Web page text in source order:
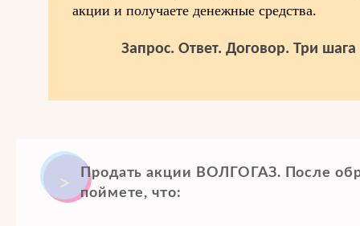
акции и получаете денежные средства.
Запрос. Ответ. Договор. Три
Продать акции ВОЛГОГАЗ. После
поймете, что: